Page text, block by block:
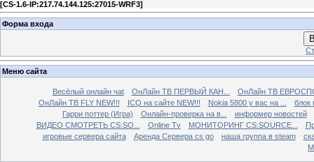
[CS-1.6-IP:217.74.144.125:27015-WRF3]
Форма входа
Меню сайта
Весёлый онлайн чаt ОнЛайн ТВ ПЕРВЫЙ КАН...
ОнЛайн ТВ
ОнЛайн ТВ FLY NEW!!!
ICQ на сайте NEW!!! Nokia 5800 у вас на ...
блок
Гарри поттер (Игра)
Онлайн-проверка на в...
информер новостей
ВИДЕО СМОТРЕТЬ CS:SO...
Online Tv МОНИТОРИНГ CS:SOURCE...
игровые сервера сайта
Аренда Сервера cs go наша группа в steam